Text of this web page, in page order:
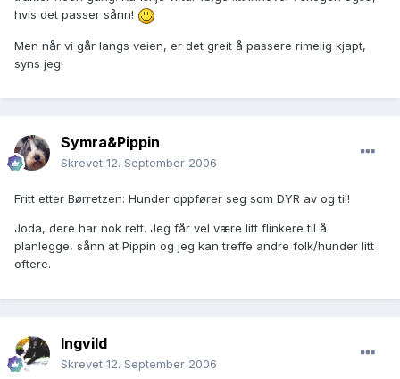
hvis det passer sånn!
Men når vi går langs veien, er det greit å passere rimelig kjapt,
syns jeg!
Symra&Pippin
Skrevet 12. September 2006
Fritt etter Børretzen: Hunder oppfører seg som DYR av og til!
Joda, dere har nok rett. Jeg får vel være litt flinkere til å
planlegge, sånn at Pippin og jeg kan treffe andre folk/hunder litt
oftere.
Ingvild
Skrevet 12. September 2006